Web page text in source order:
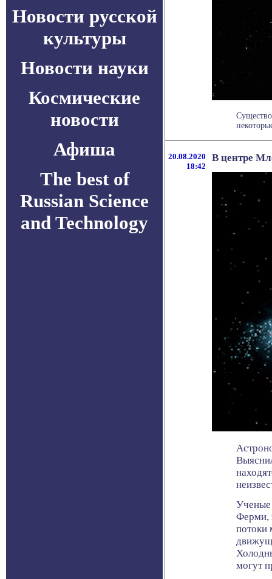
Новости русской
культуры
Новости науки
Космические
новости
Афиша
The best of
Russian Science
and Technology
20.08.2020
18:42
В центре
Ученые
Ферми,
потоки
могут